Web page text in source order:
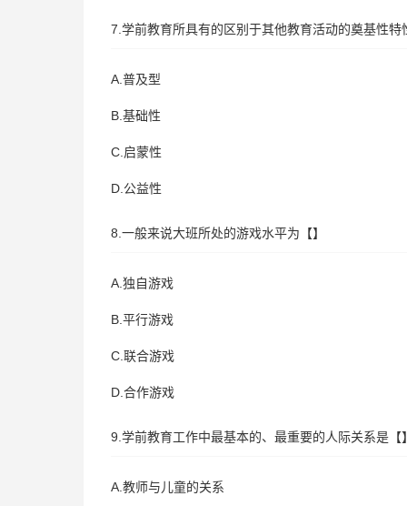
7.学前教育所具有的区别于其他教育活动的奠基性特
A.普及型
B.基础性
C.启蒙性
D.公益性
8.一般来说大班所处的游戏水平为【】
A.独自游戏
B.平行游戏
C.联合游戏
D.合作游戏
9.学前教育工作中最基本的、最重要的人际关系是【
A.教师与儿童的关系